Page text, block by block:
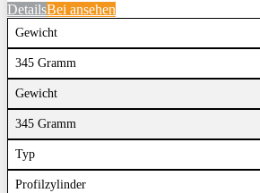
DetailsBei ansehen
Gewicht
345 Gramm
Gewicht
345 Gramm
Typ
Profilzylinder